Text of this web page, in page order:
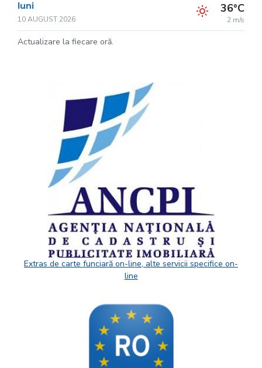
luni
10 AUGUST 2026
36°C
2 m/s
Actualizare la fiecare oră.
Extras de carte funciară on-line, alte servicii specifice on-
line